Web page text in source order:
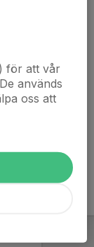
hemsidan. För
in högst upp till
för att vår
används
oss att